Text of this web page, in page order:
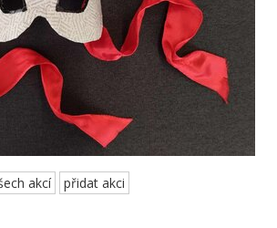
akcí přidat akci